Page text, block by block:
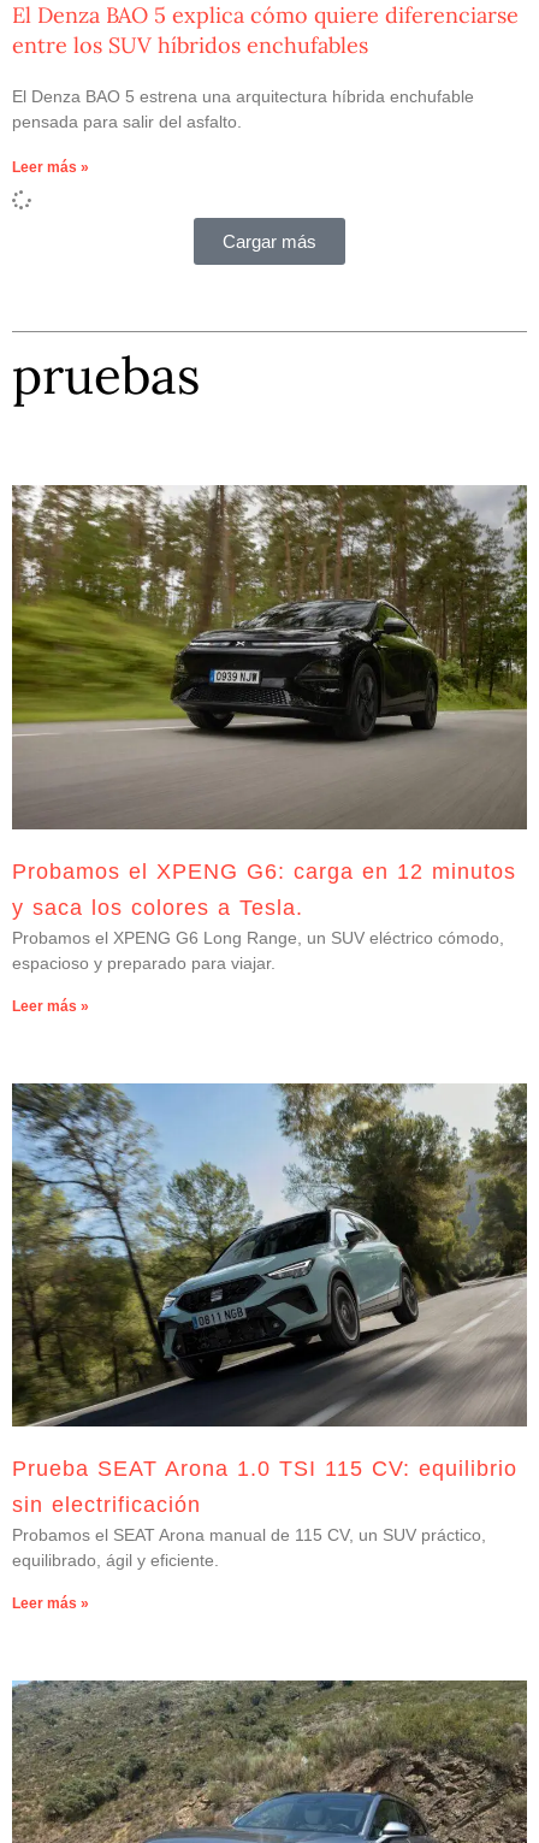
El Denza BAO 5 explica cómo quiere diferenciarse
entre los SUV híbridos enchufables
El Denza BAO 5 estrena una arquitectura híbrida enchufable
pensada para salir del asfalto.
Leer más »
Cargar más
pruebas
Probamos el XPENG G6: carga en 12 minutos
y saca los colores a Tesla.
Probamos el XPENG G6 Long Range, un SUV eléctrico cómodo,
espacioso y preparado para viajar.
Leer más »
Prueba SEAT Arona 1.0 TSI 115 CV: equilibrio
sin electrificación
Probamos el SEAT Arona manual de 115 CV, un SUV práctico,
equilibrado, ágil y eficiente.
Leer más »